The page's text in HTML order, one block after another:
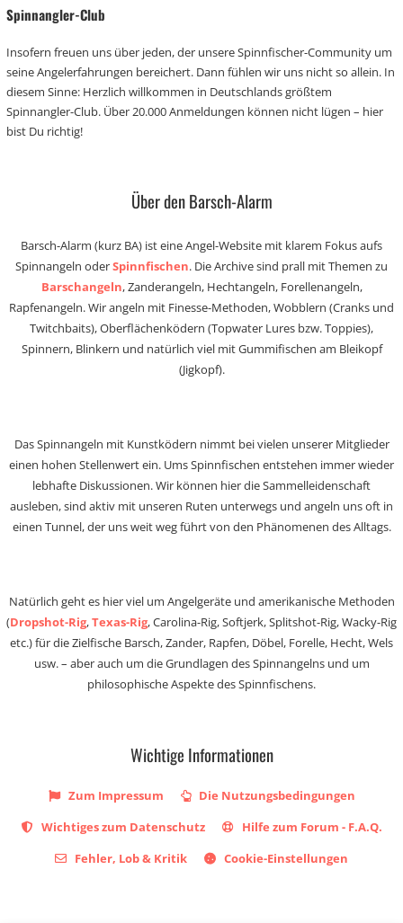
Spinnangler-Club
Insofern freuen uns über jeden, der unsere Spinnfischer-Community um
seine Angelerfahrungen bereichert. Dann fühlen wir uns nicht so allein. In
diesem Sinne: Herzlich willkommen in Deutschlands größtem
Spinnangler-Club. Über 20.000 Anmeldungen können nicht lügen – hier
bist Du richtig!
Über den Barsch-Alarm
Barsch-Alarm (kurz BA) ist eine Angel-Website mit klarem Fokus aufs
Spinnangeln oderSpinnfischen. Die Archive sind prall mit Themen zu
Barschangeln, Zanderangeln, Hechtangeln, Forellenangeln,
Rapfenangeln. Wir angeln mit Finesse-Methoden, Wobblern (Cranks und
Twitchbaits), Oberflächenködern (Topwater Lures bzw. Toppies),
Spinnern, Blinkern und natürlich viel mit Gummifischen am Bleikopf
(Jigkopf).
Das Spinnangeln mit Kunstködern nimmt bei vielen unserer Mitglieder
einen hohen Stellenwert ein. Ums Spinnfischen entstehen immer wieder
lebhafte Diskussionen. Wir können hier die Sammelleidenschaft
ausleben, sind aktiv mit unseren Ruten unterwegs und angeln uns oft in
einen Tunnel, der uns weit weg führt von den Phänomenen des Alltags.
Natürlich geht es hier viel um Angelgeräte und amerikanische Methoden
(Dropshot-Rig,Texas-Rig, Carolina-Rig, Softjerk, Splitshot-Rig, Wacky-Rig
etc.) für die Zielfische Barsch, Zander, Rapfen, Döbel, Forelle, Hecht, Wels
usw. – aber auch um die Grundlagen des Spinnangelns und um
philosophische Aspekte des Spinnfischens.
Wichtige Informationen
Zum Impressum
Die Nutzungsbedingungen
Wichtiges zum Datenschutz
Hilfe zum Forum - F.A.Q.
Fehler, Lob & Kritik
Cookie-Einstellungen